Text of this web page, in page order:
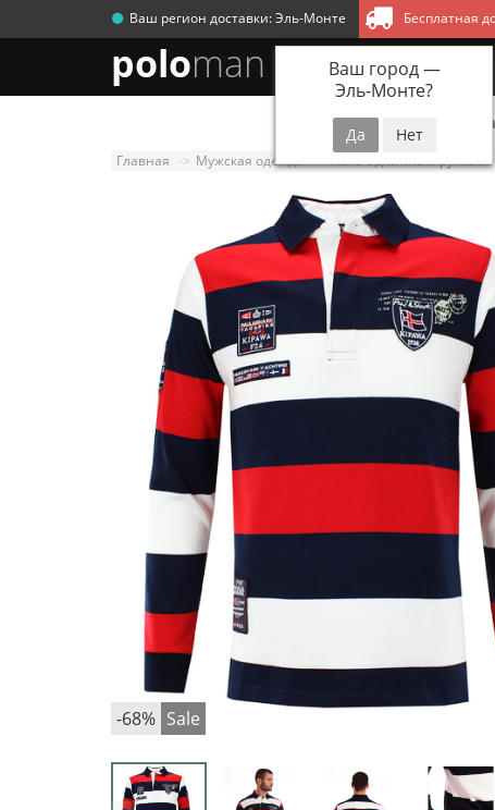
Ваш регион доставки:Эль-Монте
Ваш город —
Эль-Монте?
Бесплатная
poloman
Новинки
Главная Мужская одежда Поло с длинным рукавом
-68% Sale